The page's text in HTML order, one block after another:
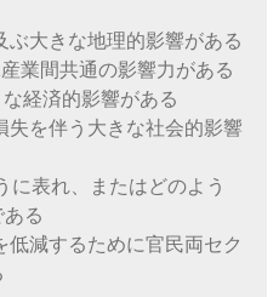
ぶ大きな地理的影響がある
業間共通の影響力がある
経済的影響がある
失を伴う大きな社会的影響
に表れ、またはどのよう
る
低減するために官民両セク